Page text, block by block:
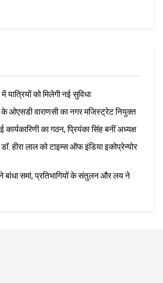
यात्रियों को मिलेगी नई सुविधा
के ओएसडी वाराणसी का नगर मजिस्ट्रेट नियुक्त
का गठन, प्रियंका सिंह बनीं अध्यक्ष
हीरा लाल को टाइम्स ऑफ इंडिया इकोप्रेन्योर
बांधा समां, प्रतिभागियों के संतुलन और लय ने